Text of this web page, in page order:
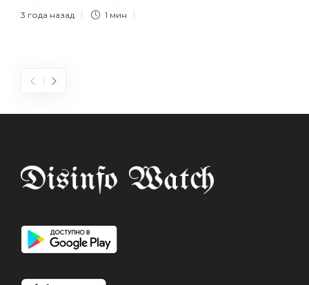
3 года назад 1 мин